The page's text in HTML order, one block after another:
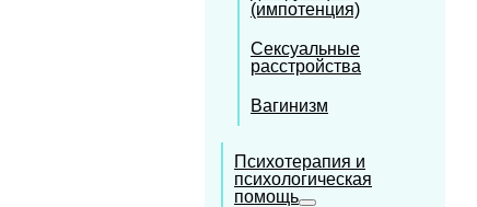
(импотенция)
Сексуальные
расстройства
Вагинизм
Психотерапия и
психологическая
помощь